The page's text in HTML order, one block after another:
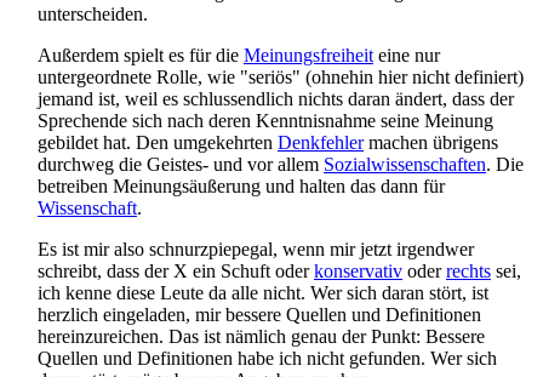
unterscheiden.
Außerdem spielt es für die Meinungsfreiheit eine nur
untergeordnete Rolle, wie "seriös" (ohnehin hier nicht definiert)
jemand ist, weil es schlussendlich nichts daran ändert, dass der
Sprechende sich nach deren Kenntnis­nahme seine Meinung
gebildet hat. Den umgekehrten Denkfehlermachen übrigens
durchweg die Geistes- und vor allem Sozialwissenschaften. Die
betreiben Meinungs­äußerung und halten das dann für
Wissenschaft.
Es ist mir also schnurzpiepegal, wenn mir jetzt irgendwer
schreibt, dass der X ein Schuft oderkonservativ oderrechts sei,
ich kenne diese Leute da alle nicht. Wer sich daran stört, ist
herzlich eingeladen, mir bessere Quellen und Definitionen
herein­zu­reichen. Das ist nämlich genau der Punkt: Bessere
Quellen und Definitionen habe ich nicht gefunden. Wer sich